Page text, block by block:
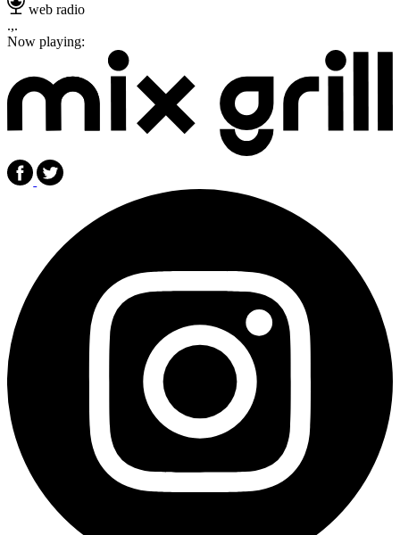
web radio
.,.
Now playing: